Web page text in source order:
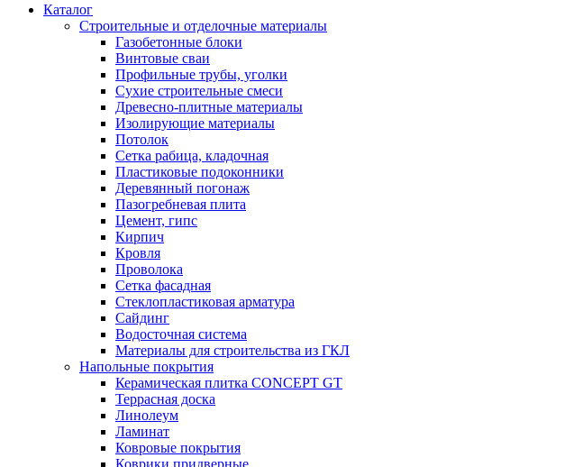
Каталог
Строительные и отделочные материалы
Газобетонные блоки
Винтовые сваи
Профильные трубы, уголки
Сухие строительные смеси
Древесно-плитные материалы
Изолирующие материалы
Потолок
Сетка рабица, кладочная
Пластиковые подоконники
Деревянный погонаж
Пазогребневая плита
Цемент, гипс
Кирпич
Кровля
Проволока
Сетка фасадная
Стеклопластиковая арматура
Сайдинг
Водосточная система
Материалы для строительства из ГКЛ
Напольные покрытия
Керамическая плитка CONCEPT GT
Террасная доска
Линолеум
Ламинат
Ковровые покрытия
Коврики придверные